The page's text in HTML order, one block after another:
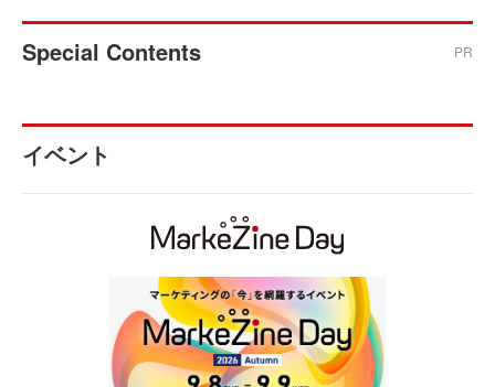
Special Contents PR
イベント